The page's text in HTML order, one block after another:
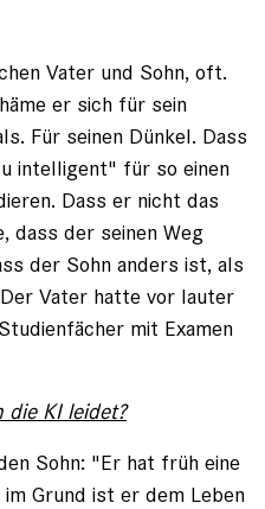
Vater und Sohn, oft.
er sich für sein
Für seinen Dünkel. Dass
intelligent" für so einen
Dass er nicht das
dass der seinen Weg
der Sohn anders ist, als
Vater hatte vor lauter
mit Examen
die KI leidet?
Sohn: "Er hat früh eine
Grund ist er dem Leben